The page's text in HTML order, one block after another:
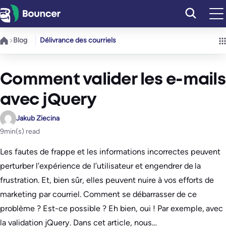
Aller
au
contenu
Blog Délivrance des courriels
Comment valider les e-mails
avec jQuery
Jakub Ziecina
9min(s) read
Les fautes de frappe et les informations incorrectes peuvent
perturber l’expérience de l’utilisateur et engendrer de la
frustration. Et, bien sûr, elles peuvent nuire à vos efforts de
marketing par courriel. Comment se débarrasser de ce
problème ? Est-ce possible ? Eh bien, oui ! Par exemple, avec
la validation jQuery. Dans cet article, nous…